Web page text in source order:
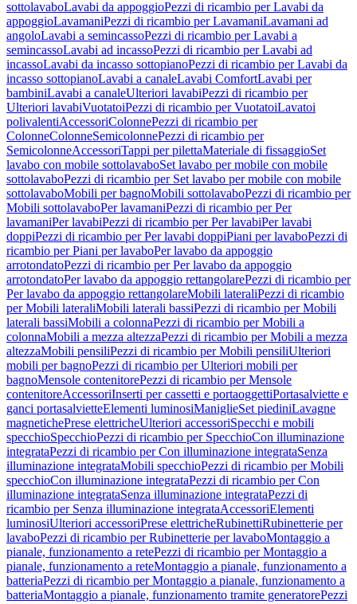
sottolavaboLavabi da appoggioPezzi di ricambio per Lavabi da
appoggioLavamaniPezzi di ricambio per LavamaniLavamani ad
angoloLavabi a semincassoPezzi di ricambio per Lavabi a
semincassoLavabi ad incassoPezzi di ricambio per Lavabi ad
incassoLavabi da incasso sottopianoPezzi di ricambio per Lavabi da
incasso sottopianoLavabi a canaleLavabi ComfortLavabi per
bambiniLavabi a canaleUlteriori lavabiPezzi di ricambio per
Ulteriori lavabiVuotatoiPezzi di ricambio per VuotatoiLavatoi
polivalentiAccessoriColonnePezzi di ricambio per
ColonneColonneSemicolonnePezzi di ricambio per
SemicolonneAccessoriTappi per pilettaMateriale di fissaggioSet
lavabo con mobile sottolavaboSet lavabo per mobile con mobile
sottolavaboPezzi di ricambio per Set lavabo per mobile con mobile
sottolavaboMobili per bagnoMobili sottolavaboPezzi di ricambio per
Mobili sottolavaboPer lavamaniPezzi di ricambio per Per
lavamaniPer lavabiPezzi di ricambio per Per lavabiPer lavabi
doppiPezzi di ricambio per Per lavabi doppiPiani per lavaboPezzi di
ricambio per Piani per lavaboPer lavabo da appoggio
arrotondatoPezzi di ricambio per Per lavabo da appoggio
arrotondatoPer lavabo da appoggio rettangolarePezzi di ricambio per
Per lavabo da appoggio rettangolareMobili lateraliPezzi di ricambio
per Mobili lateraliMobili laterali bassiPezzi di ricambio per Mobili
laterali bassiMobili a colonnaPezzi di ricambio per Mobili a
colonnaMobili a mezza altezzaPezzi di ricambio per Mobili a mezza
altezzaMobili pensiliPezzi di ricambio per Mobili pensiliUlteriori
mobili per bagnoPezzi di ricambio per Ulteriori mobili per
bagnoMensole contenitorePezzi di ricambio per Mensole
contenitoreAccessoriInserti per cassetti e portaoggettiPortasalviette e
ganci portasalvietteElementi luminosiManiglieSet piediniLavagne
magnetichePrese elettricheUlteriori accessoriSpecchi e mobili
specchioSpecchioPezzi di ricambio per SpecchioCon illuminazione
integrataPezzi di ricambio per Con illuminazione integrataSenza
illuminazione integrataMobili specchioPezzi di ricambio per Mobili
specchioCon illuminazione integrataPezzi di ricambio per Con
illuminazione integrataSenza illuminazione integrataPezzi di
ricambio per Senza illuminazione integrataAccessoriElementi
luminosiUlteriori accessoriPrese elettricheRubinettiRubinetterie per
lavaboPezzi di ricambio per Rubinetterie per lavaboMontaggio a
pianale, funzionamento a retePezzi di ricambio per Montaggio a
pianale, funzionamento a reteMontaggio a pianale, funzionamento a
batteriaPezzi di ricambio per Montaggio a pianale, funzionamento a
batteriaMontaggio a pianale, funzionamento tramite generatorePezzi